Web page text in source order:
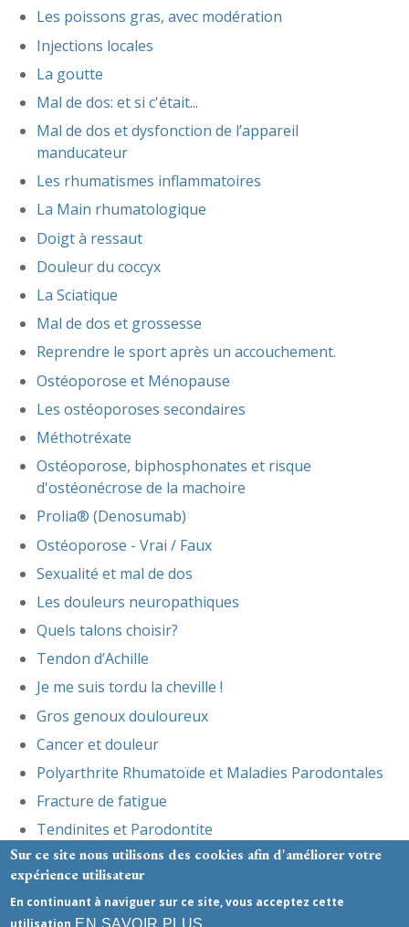
Les poissons gras, avec modération
Injections locales
La goutte
Mal de dos: et si c'était...
Mal de dos et dysfonction de l’appareil
manducateur
Les rhumatismes inflammatoires
La Main rhumatologique
Doigt à ressaut
Douleur du coccyx
La Sciatique
Mal de dos et grossesse
Reprendre le sport après un accouchement.
Ostéoporose et Ménopause
Les ostéoporoses secondaires
Méthotréxate
Ostéoporose, biphosphonates et risque
d'ostéonécrose de la machoire
Prolia® (Denosumab)
Ostéoporose - Vrai / Faux
Sexualité et mal de dos
Les douleurs neuropathiques
Quels talons choisir?
Tendon d’Achille
Je me suis tordu la cheville !
Gros genoux douloureux
Cancer et douleur
Polyarthrite Rhumatoïde et Maladies Parodontales
Fracture de fatigue
Tendinites et Parodontite
Prévention et réactions face à une épidémie virale
Mentions légales- Le site du cabinet a été réalisé par
Sur ce site nous utilisons des cookies afin d'améliorer votre
expérience utilisateur
En continuant à naviguer sur ce site, vous acceptez cette
utilisation EN SAVOIR PLUS